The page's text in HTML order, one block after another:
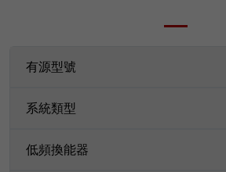
有源型號
系統類型
低頻換能器